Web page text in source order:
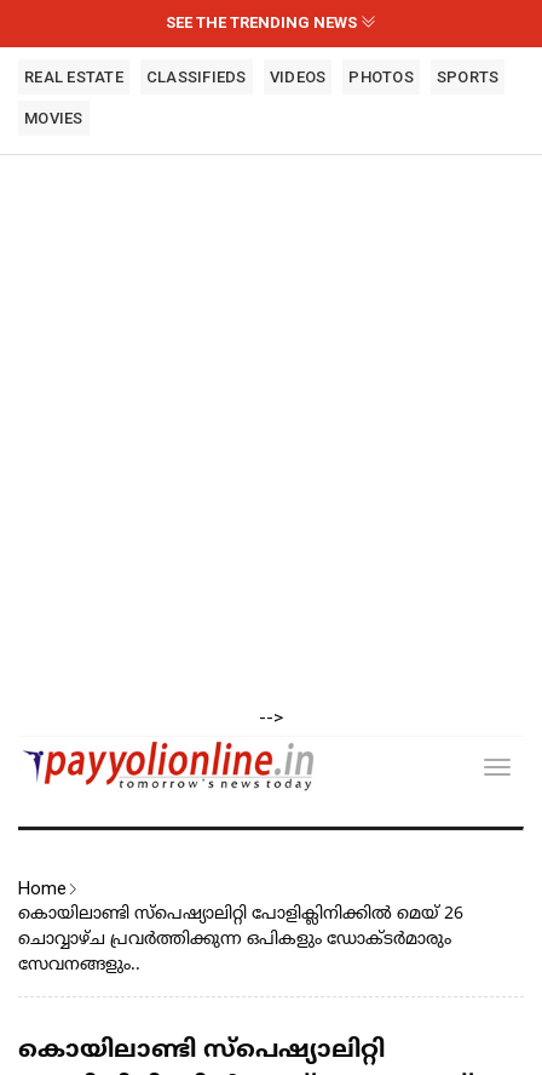
SEE THE TRENDING NEWS
REAL ESTATE CLASSIFIEDS VIDEOS PHOTOS SPORTS
MOVIES
-->
Home
കൊയിലാണ്ടി സ്പെഷ്യാലിറ്റി പോളിക്ലിനിക്കിൽ മെയ്‌ 26
ചൊവ്വാഴ്ച പ്രവർത്തിക്കുന്ന ഒപികളും ഡോക്ടർമാരും
സേവനങ്ങളും..
കൊയിലാണ്ടി സ്പെഷ്യാലിറ്റി